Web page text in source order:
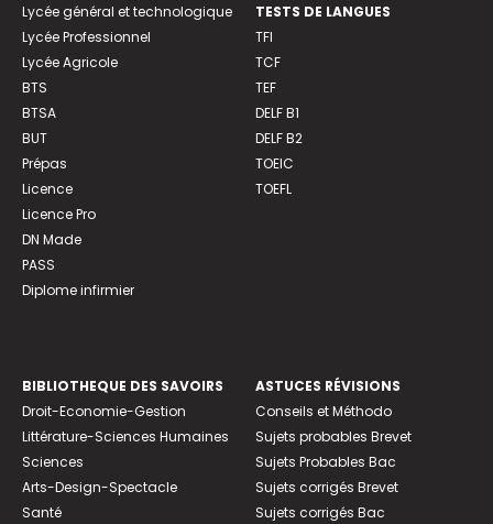
Lycée général et technologique
Lycée Professionnel
Lycée Agricole
BTS
BTSA
BUT
Prépas
Licence
Licence Pro
DN Made
PASS
Diplome infirmier
TESTS DE LANGUES
TFI
TCF
TEF
DELF B1
DELF B2
TOEIC
TOEFL
BIBLIOTHEQUE DES SAVOIRS
Droit-Economie-Gestion
Littérature-Sciences Humaines
Sciences
Arts-Design-Spectacle
Santé
ASTUCES RÉVISIONS
Conseils et Méthodo
Sujets probables Brevet
Sujets Probables Bac
Sujets corrigés Brevet
Sujets corrigés Bac